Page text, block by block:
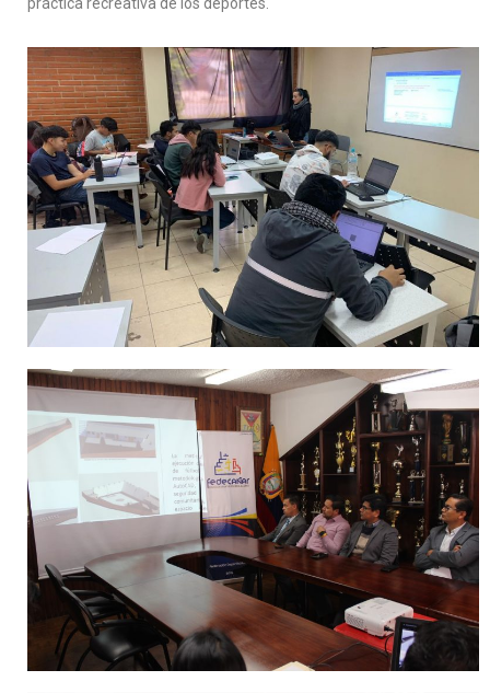
práctica recreativa de los deportes.